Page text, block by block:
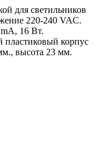
для светильников
220-240 VAC.
16 Вт.
корпус
высота 23 мм.